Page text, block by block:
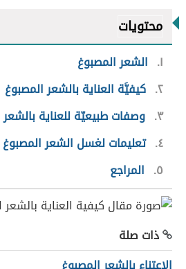
محتويات
١
الشعر المصبوغ
٢ كيفيَّة العناية بالشعر المصبوغ
٣ وصفات طبيعيّة للعناية
٤ تعليمات لغسل الشعر المصبوغ
٥
المراجع
ذات صلة